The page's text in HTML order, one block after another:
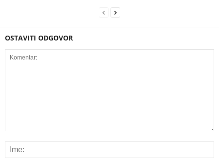
OSTAVITI ODGOVOR